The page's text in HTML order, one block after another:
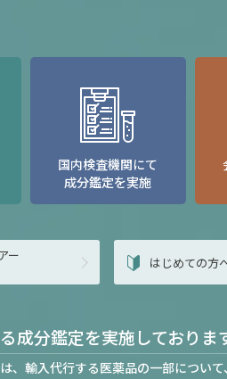
国内検査機関にて
成分鑑定を実施
ー
はじめての方
成分鑑定を実施しておりま
、輸入代行する医薬品の一部につい